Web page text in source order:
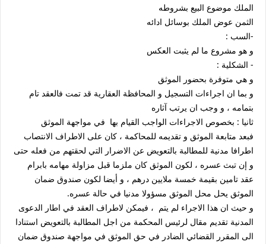
الملك موضوع البيع بشروطه
الثمن عوض الملك بوسائل ادائه
-السب :
و هو مشروع ما لم يثبت العكس
- الشكلية :
و هي متوفرة بحضور الموثق
و بما ان اجراءات التسجيل و المحافظة العقارية قد تمت فالعقد تام
بتمامه ، و وجب ان يرتب آثاره
ثانيا : بخصوص الاجراءات الواجب القيام بها في مواجهة الموثق
فبعد متابعة الموثق و تقديمه للمحاكمة ، كان على الاطراف الانتصاب
اطرافا مدنية للمطالبة بالتعويض عن الاضرار التي لحقتهم من فعله حتى
و إن تبث عسره ، لكون الموثق كان ملزما قبل مزاولة مهامه بابرام
عقد تامين بقيمة خمسة ملايين درهم ، و أيضا لكون صندوق ضمان
الموثق يحل محل الموثق مسؤولا مدنيا في حالة عسره.
و حيث ان هذا الاجراء لم يتم ، فيمكن لاطراف العقد في اطار الدعوى
المدنية تقديم مقال لرئيس المحكمة من اجل المطالبة بالتعويض استنادا
الى المقرر القضائي الضادر في حق الموثق في مواجهة صندوق ضمان